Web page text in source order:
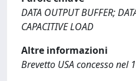
DATA OUTPUT BUFFER;
CAPACITIVE LOAD
Altre informazioni
Brevetto USA concesso nel